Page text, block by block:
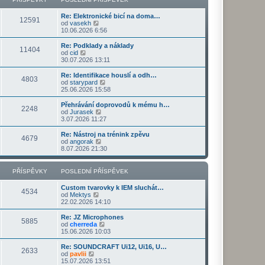
í
s
v
e
d
n
í
p
ř
í
s
ě
v
e
k
o
s
l
d
n
í
ř
í
s
p
ě
v
e
k
t
o
s
l
d
n
í
ř
í
s
ě
v
e
12591
Re: Elektronické bicí na doma…
od vasekh
o
b
r
a
z
p
o
s
e
d
n
í
p
ř
í
s
ě
v
e
10.06.2026 6:56
11404
Re: Podklady a náklady
od cid
o
b
r
a
z
t
p
o
s
e
d
n
í
ř
í
s
p
ě
v
e
k
30.07.2026 13:11
4803
Re: Identifikace houslí a odh…
od starypard
o
b
r
z
t
p
o
s
l
d
n
í
ř
í
s
ě
v
e
25.06.2026 15:58
2248
Přehrávání doprovodů k mému h…
od Jurasek
o
b
r
z
t
p
o
s
l
d
n
í
p
ř
í
s
ě
3.07.2026 11:27
4679
Re: Nástroj na trénink zpěvu
od angorak
o
b
r
a
t
o
s
l
e
d
n
í
ř
8.07.2026 21:30
PŘÍSPĚVKY POSLEDNÍ PŘÍSPĚVEK
4534
Custom tvarovky k IEM sluchát…
od Mektys
o
b
r
a
z
t
p
o
22.02.2026 14:10
5885
Re: JZ Microphones
od cherreda
o
b
r
z
15.06.2026 10:03
2633
Re: SOUNDCRAFT Ui12, Ui16, U…
od pavlii
o
15.07.2026 13:51